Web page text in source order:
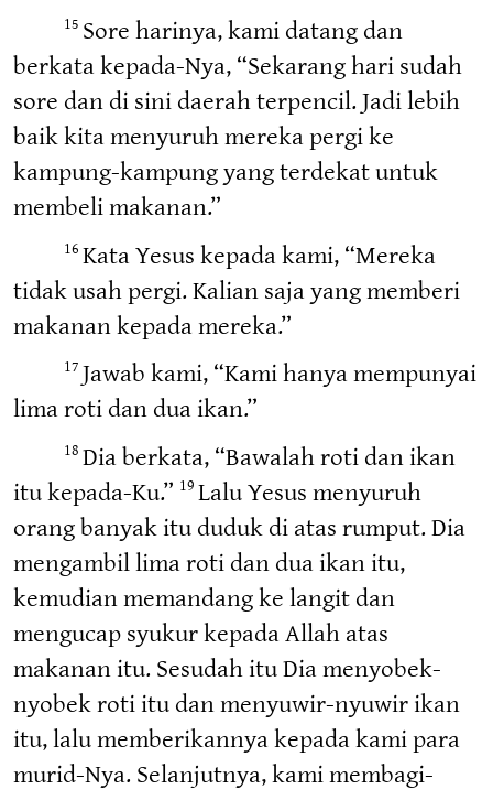
15 Sore harinya, kami datang dan
berkata kepada-Nya, “Sekarang hari sudah
sore dan di sini daerah terpencil. Jadi lebih
baik kita menyuruh mereka pergi ke
kampung-kampung yang terdekat untuk
membeli makanan.”
16 Kata Yesus kepada kami, “Mereka
tidak usah pergi. Kalian saja yang memberi
makanan kepada mereka.”
17 Jawab kami, “Kami hanya mempunyai
lima roti dan dua ikan.”
18 Dia berkata, “Bawalah roti dan ikan
itu kepada-Ku.” 19 Lalu Yesus menyuruh
orang banyak itu duduk di atas rumput. Dia
mengambil lima roti dan dua ikan itu,
kemudian memandang ke langit dan
mengucap syukur kepada Allah atas
makanan itu. Sesudah itu Dia menyobek-
nyobek roti itu dan menyuwir-nyuwir ikan
itu, lalu memberikannya kepada kami para
murid-Nya. Selanjutnya, kami membagi-